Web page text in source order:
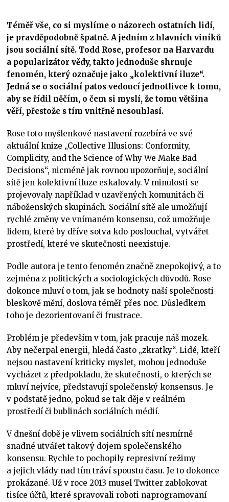
Téměř vše, co si myslíme o názorech ostatních lidí,
je pravděpodobně špatně. A jedním z hlavních viníků
jsou sociální sítě. Todd Rose, profesor na Harvardu
a popularizátor vědy, takto jednoduše shrnuje
fenomén, který označuje jako „kolektivní iluze“.
Jedná se o sociální patos vedoucí jednotlivce k tomu,
aby se řídil něčím, o čem si myslí, že tomu většina
věří, přestože s tím vnitřně nesouhlasí.
Rose toto myšlenkové nastavení rozebírá ve své
aktuální knize „Collective Illusions: Conformity,
Complicity, and the Science of Why We Make Bad
Decisions“, nicméně jak rovnou upozorňuje, sociální
sítě jen kolektivní iluze eskalovaly. V minulosti se
projevovaly například v uzavřených komunitách či
náboženských skupinách. Sociální sítě ale umožňují
rychlé změny ve vnímaném konsensu, což umožňuje
lidem, které by dříve sotva kdo poslouchal, vytvářet
prostředí, které ve skutečnosti neexistuje.
Podle autora je tento fenomén značně znepokojivý, a to
zejména z politických a sociologických důvodů. Rose
dokonce mluví o tom, jak se hodnoty naší společnosti
bleskově mění, doslova téměř přes noc. Důsledkem
toho je dezorientovaní či frustrace.
Problém je především v tom, jak pracuje náš mozek.
Aby nečerpal energii, hledá často „zkratky“. Lidé, kteří
nejsou nastavení kriticky myslet, mohou jednoduše
vycházet z předpokladu, že skutečnosti, o kterých se
mluví nejvíce, představují společenský konsensus. Je
v podstatě jedno, pokud se tak děje v reálném
prostředí či bublinách sociálních médií.
V dnešní době je vlivem sociálních sítí nesmírně
snadné utvářet takový dojem společenského
konsensu. Rychle to pochopily represivní režimy
a jejich vlády nad tím tráví spoustu času. Je to dokonce
prokázané. Už v roce 2013 musel Twitter zablokovat
tisíce účtů, které spravovali roboti naprogramovaní